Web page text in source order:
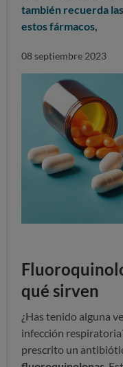
también recuerda
estos fármacos,
08 septiembre 2023
qué sirven
¿Has tenido alguna
infección
prescrito un